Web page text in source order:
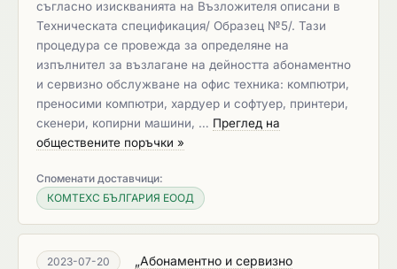
съгласно изискванията на Възложителя описани в
Техническата спецификация/ Образец №5/. Тази
процедура се провежда за определяне на
изпълнител за възлагане на дейността абонаментно
и сервизно обслужване на офис техника: компютри,
преносими компютри, хардуер и софтуер, принтери,
скенери, копирни машини, … Преглед на
обществените поръчки »
Споменати доставчици:
КОМТЕХС БЪЛГАРИЯ ЕООД
2023-07-20
„Абонаментно и сервизно